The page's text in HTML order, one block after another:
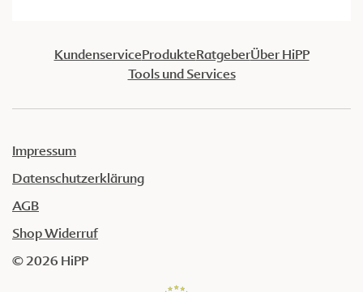
KundenserviceProdukteRatgeberÜber HiPP
Tools und Services
Impressum
Datenschutzerklärung
AGB
Shop Widerruf
© 2026 HiPP